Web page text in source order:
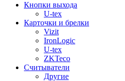
Кнопки выхода
U-tex
Карточки и брелки
Vizit
IronLogic
U-tex
ZKTeco
Считыватели
Другие